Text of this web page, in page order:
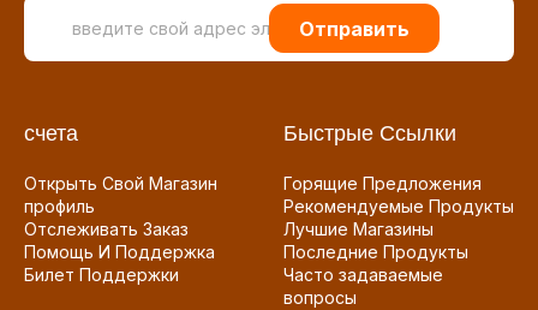
Отправить
счета
Открыть Свой Магазин
профиль
Отслеживать Заказ
Помощь И Поддержка
Билет Поддержки
Быстрые Ссылки
Горящие Предложения
Рекомендуемые Продукты
Лучшие Магазины
Последние Продукты
Часто задаваемые
вопросы